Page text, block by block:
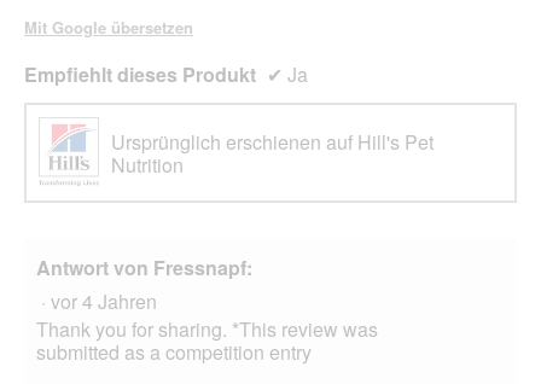
Mit Google übersetzen
Empfiehlt dieses Produkt ✔ Ja
Ursprünglich erschienen auf Hill's Pet
Nutrition
Antwort von Fressnapf:
· vor 4 Jahren
Thank you for sharing. *This review was
submitted as a competition entry